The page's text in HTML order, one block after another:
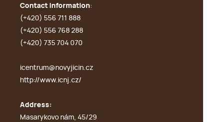
Contact information:
(+420) 556 711 888
(+420) 556 768 288
(+420) 735 704 070
icentrum@novyjicin.cz
http://www.icnj.cz/
Address:
Masarykovo nám, 45/29